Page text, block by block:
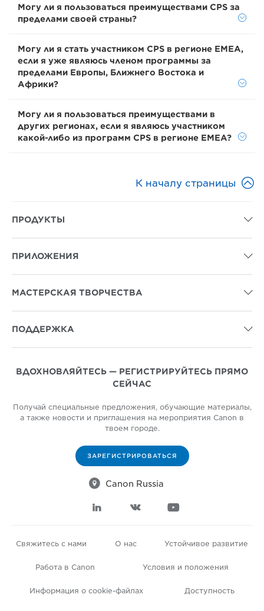
Могу ли я пользоваться преимуществами CPS за
пределами своей страны?
Могу ли я стать участником CPS в регионе EMEA,
если я уже являюсь членом программы за
пределами Европы, Ближнего Востока и
Африки?
Могу ли я пользоваться преимуществами в
других регионах, если я являюсь участником
какой-либо из программ CPS в регионе EMEA?
К началу страницы 
ПРОДУКТЫ 
ПРИЛОЖЕНИЯ 
МАСТЕРСКАЯ ТВОРЧЕСТВА 
ПОДДЕРЖКА 
ВДОХНОВЛЯЙТЕСЬ — РЕГИСТРИРУЙТЕСЬ ПРЯМО
СЕЙЧАС
Получай специальные предложения, обучающие материалы,
а также новости и приглашения на мероприятия Canon в
твоем городе.
ЗАРЕГИСТРИРОВАТЬСЯ
 Canon Russia
  
Свяжитесь с нами О нас Устойчивое развитие
Работа в Canon Условия и положения
Информация о cookie-файлах Доступность